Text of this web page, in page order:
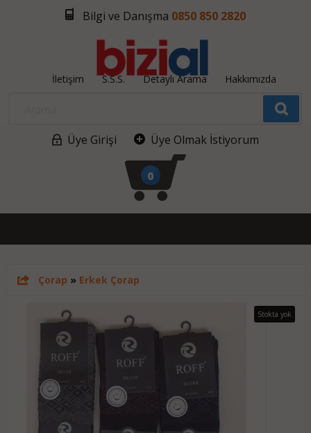
Bilgi ve Danışma 0850 850 2820
İletişim S.S.S. Detaylı Arama Hakkımızda
Üye Girişi Üye Olmak İstiyorum
0
Çorap » Erkek Çorap
Stokta yok